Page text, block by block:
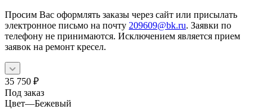
Просим Вас оформлять заказы через сайт или присылать
электронное письмо на почту 209609@bk.ru. Заявки по
телефону не принимаются. Исключением является прием
заявок на ремонт кресел.
35 750 ₽
Под заказ
Цвет—Бежевый